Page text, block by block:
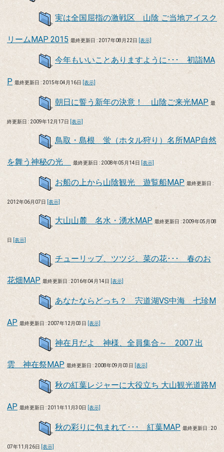
実は全国屈指の激戦区 山陰 ご当地アイスク
リームMAP 2015 最終更新日 : 2017年08月22日 [表示]
今年もいいことありますように･･･ 初詣MA
P 最終更新日 : 2015年04月16日 [表示]
朝日に誓う新年の決意！ 山陰ご来光MAP 最
終更新日 : 2009年12月17日 [表示]
鳥取・島根 蛍（ホタル狩り）名所MAP自然
を舞う神秘の光 最終更新日 : 2008年05月14日 [表示]
お船の上から山陰観光 遊覧船MAP 最終更新日 :
2012年06月07日 [表示]
大山山麓 名水・湧水MAP 最終更新日 : 2009年05月08
日 [表示]
チューリップ、ツツジ、菜の花･･･ 春のお
花畑MAP 最終更新日 : 2016年04月14日 [表示]
あなたならどっち？ 宍道湖VS中海 七珍M
AP 最終更新日 : 2007年12月03日 [表示]
神在月だよ 神様、全員集合～ 2007 出
雲 神在祭MAP 最終更新日 : 2008年09月03日 [表示]
秋の紅葉レジャーに大役立ち 大山観光道路M
AP 最終更新日 : 2011年11月30日 [表示]
秋の彩りに包まれて･･･ 紅葉MAP 最終更新日 : 20
07年11月26日 [表示]